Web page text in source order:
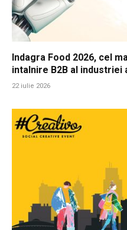
Indagra Food 2026, cel
intalnire B2B al industriei
22 iulie 2026